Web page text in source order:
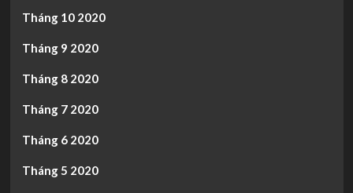
Tháng 10 2020
Tháng 9 2020
Tháng 8 2020
Tháng 7 2020
Tháng 6 2020
Tháng 5 2020